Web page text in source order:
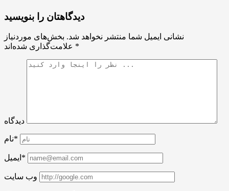
دیدگاهتان را بنویسید
نشانی ایمیل شما منتشر نخواهد شد. بخش‌های موردنیاز
*
دیدگاه
نام*
ایمیل*
وب سایت